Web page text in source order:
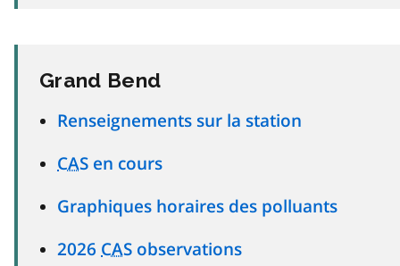
Grand Bend
Renseignements sur la station
CAS en cours
Graphiques horaires des polluants
2026 CAS observations